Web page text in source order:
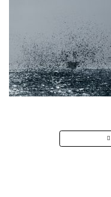
Navigation